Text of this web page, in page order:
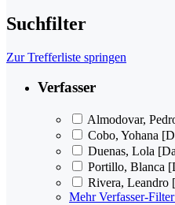
Suchfilter
Zur Trefferliste springen
Verfasser
Almodovar,
Cobo, Yohana
Duenas, Lola
Portillo, Blanca
Rivera, Leandro
Mehr Verfasser-